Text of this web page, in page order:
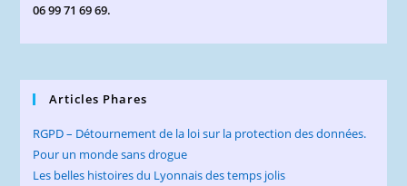
06 99 71 69 69.
Articles Phares
RGPD – Détournement de la loi sur la protection des données.
Pour un monde sans drogue
Les belles histoires du Lyonnais des temps jolis